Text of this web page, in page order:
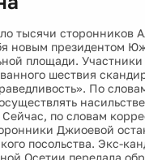
тысячи сторонников
новым президентом
площади. Участники
шествия
По
Сейчас, по словам
Джиоевой
посольства. Экс-